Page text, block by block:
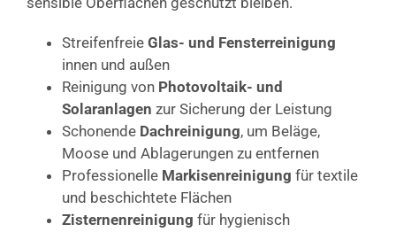
Streifenfreie Glas- und Fensterreinigung
innen und außen
Reinigung von Photovoltaik- und
Solaranlagen zur Sicherung der Leistung
Schonende Dachreinigung, um Beläge,
Moose und Ablagerungen zu entfernen
Professionelle Markisenreinigung für textile
und beschichtete Flächen
Zisternenreinigung für hygienisch